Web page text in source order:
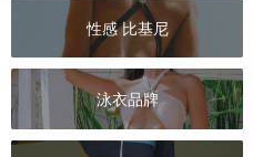
性感 比基尼
泳衣品牌